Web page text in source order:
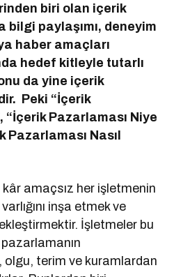
biri olan içerik
bilgi paylaşımı, deneyim
haber amaçları
hedef kitleyle tutarlı
da yine içerik
Peki “İçerik
“İçerik Pazarlaması Niye
Pazarlaması Nasıl
amaçsız her işletmenin
inşa etmek ve
İşletmeler bu
olgu, terim ve kuramlardan